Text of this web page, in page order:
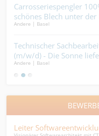
Carrosseriespengler
schönes Blech unter der
im Mund....
Andere | Basel
Technischer
(m/w/d) - Die Sonne
ein Geschäft wird....
Andere | Basel
Leiter